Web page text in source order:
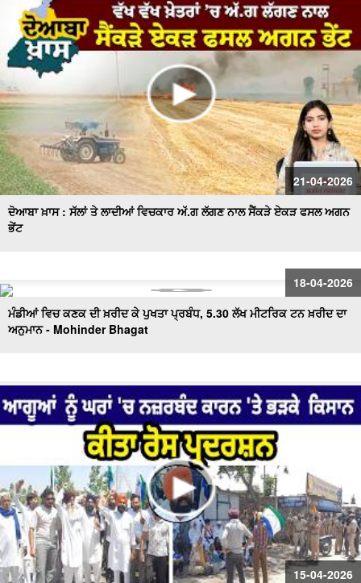
21-04-2026
ਦੋਆਬਾ ਖ਼ਾਸ : ਸੱਲਾਂ ਤੇ ਲਾਦੀਆਂ ਵਿਚਕਾਰ ਅੱ.ਗ ਲੱਗਣ ਨਾਲ ਸੈਂਕੜੇ ਏਕੜ ਫਸਲ ਅਗਨ
ਭੇਂਟ
18-04-2026
ਮੰਡੀਆਂ ਵਿਚ ਕਣਕ ਦੀ ਖ਼ਰੀਦ ਕੇ ਪੁਖਤਾ ਪ੍ਰਬੰਧ, 5.30 ਲੱਖ ਮੀਟਰਿਕ ਟਨ ਖ਼ਰੀਦ ਦਾ
ਅਨੁਮਾਨ - Mohinder Bhagat
15-04-2026